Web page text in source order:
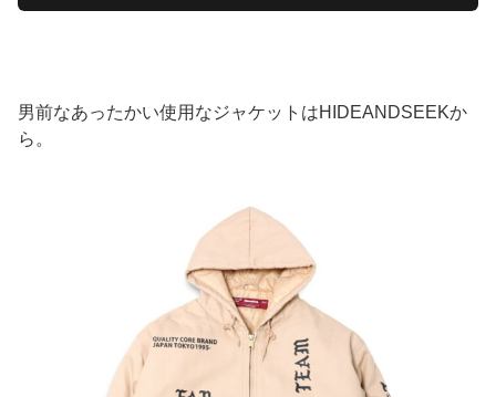
男前なあったかい使用なジャケットはHIDEANDSEEKか
ら。